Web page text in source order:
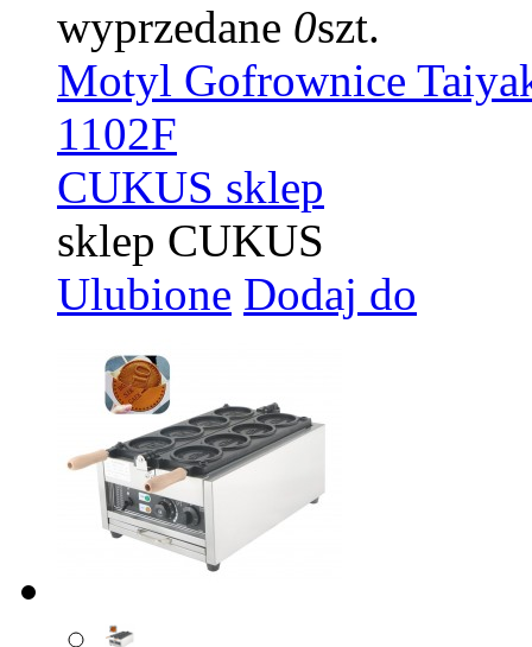
wyprzedane 0szt.
Motyl Gofrownice
1102F
CUKUS sklep
sklep CUKUS
Ulubione Dodaj do